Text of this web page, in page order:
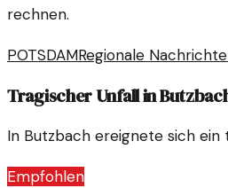
rechnen.
POTSDAMRegionale
Tragischer Unfall in
In Butzbach ereignete sich ein
Empfohlen